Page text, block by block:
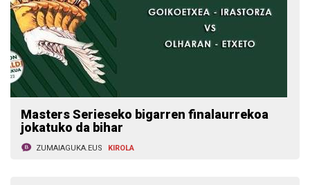
Masters Serieseko bigarren finalaurrekoa
jokatuko da bihar
ZUMAIAGUKA.EUS KIROLA